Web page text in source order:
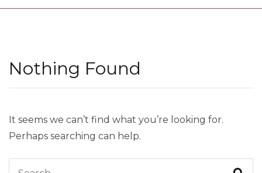
Nothing Found
It seems we can’t find what you’re looking for.
Perhaps searching can help.
Search for: